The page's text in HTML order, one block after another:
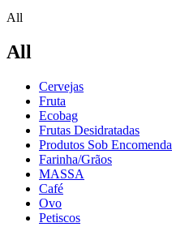
All
All
Cervejas
Fruta
Ecobag
Frutas Desidratadas
Produtos Sob Encomenda
Farinha/Grãos
MASSA
Café
Ovo
Petiscos